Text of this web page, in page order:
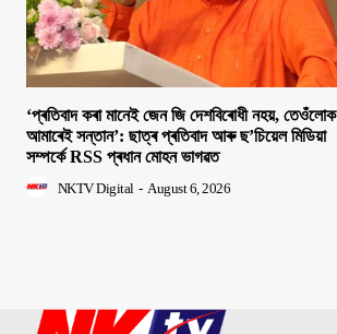
‘প্ৰতিবাদ কৰা মানেই জেন জি দেশবিৰোধী নহয়, তেওঁলোক
আমাৰেই সন্তান’: ছাত্ৰ প্ৰতিবাদ আৰু ছ’চিয়েল মিডিয়া
সম্পৰ্কে RSS প্ৰধান মোহন ভাগৱত
NKTV Digital - August 6, 2026